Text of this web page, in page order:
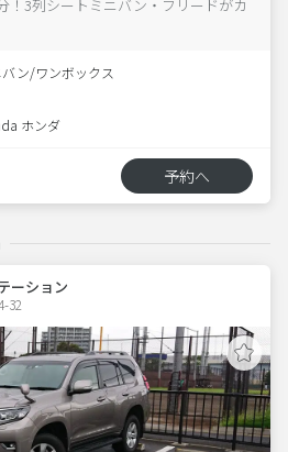
！3列シートミニバン・フリードがカ
バン/ワンボックス
ホンダ
予約へ
ーション
32